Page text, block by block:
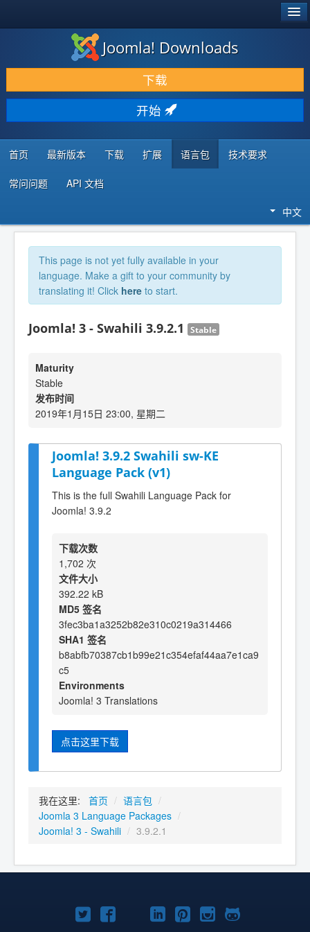
下载 & 扩展
发现 & 学习
社区 & 支持
开发者资源
Joomla! Downloads
下载
开始
首页 最新版本 下载 扩展 语言包 技术要求
常问问题 API 文档
中文
This page is not yet fully available in your
language. Make a gift to your community by
translating it! Click here to start.
Joomla! 3 - Swahili 3.9.2.1 Stable
Maturity
Stable
发布时间
2019年1月15日 23:00, 星期二
Joomla! 3.9.2 Swahili sw-KE
Language Pack (v1)
This is the full Swahili Language Pack for
Joomla! 3.9.2
下载次数
1,702 次
文件大小
392.22 kB
MD5 签名
3fec3ba1a3252b82e310c0219a314466
SHA1 签名
b8abfb70387cb1b99e21c354efaf44aa7e1ca9
c5
Environments
Joomla! 3 Translations
点击这里下载
我在这里: 首页 / 语言包 /
Joomla 3 Language Packages /
Joomla! 3 - Swahili / 3.9.2.1
TwitterFacebookYouTube
LinkedIn
Pinterest
Instagram
GitHub